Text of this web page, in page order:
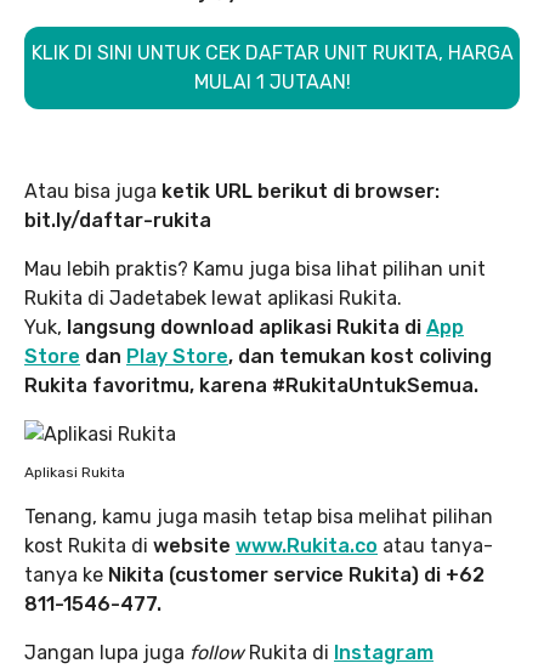
KLIK DI SINI UNTUK CEK DAFTAR UNIT RUKITA, HARGA
MULAI 1 JUTAAN!
Atau bisa juga ketik URL berikut di browser:
bit.ly/daftar-rukita
Mau lebih praktis? Kamu juga bisa lihat pilihan unit
Rukita di Jadetabek lewat aplikasi Rukita.
Yuk, langsung download aplikasi Rukita di App
Store dan Play Store, dan temukan kost coliving
Rukita favoritmu, karena #RukitaUntukSemua.
Aplikasi Rukita
Tenang, kamu juga masih tetap bisa melihat pilihan
kost Rukita di website www.Rukita.co atau tanya-
tanya ke Nikita (customer service Rukita) di +62
811-1546-477.
Jangan lupa juga followRukita di Instagram